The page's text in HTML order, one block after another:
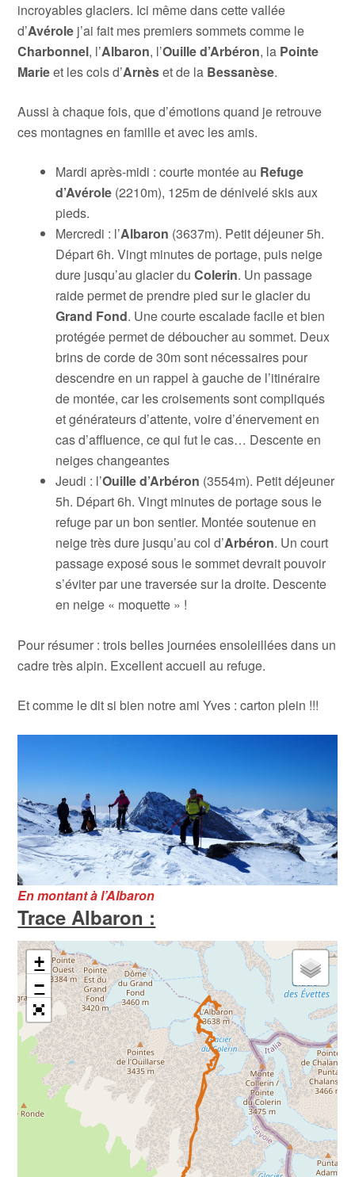
incroyables glaciers. Ici même dans cette vallée
d’Avérole j’ai fait mes premiers sommets comme le
Charbonnel, l’Albaron, l’Ouille d’Arbéron, la Pointe
Marieet les cols d’Arnèset de la Bessanèse.
Aussi à chaque fois, que d’émotions quand je retrouve
ces montagnes en famille et avec les amis.
Mardi après-midi : courte montée au Refuge
d’Avérole (2210m), 125m de dénivelé skis aux
pieds.
Mercredi : l’Albaron (3637m). Petit déjeuner 5h.
Départ 6h. Vingt minutes de portage, puis neige
dure jusqu’au glacier duColerin. Un passage
raide permet de prendre pied sur le glacier du
Grand Fond. Une courte escalade facile et bien
protégée permet de déboucher au sommet. Deux
brins de corde de 30m sont nécessaires pour
descendre en un rappel à gauche de l’itinéraire
de montée, car les croisements sont compliqués
et générateurs d’attente, voire d’énervement en
cas d’affluence, ce qui fut le cas… Descente en
neiges changeantes
Jeudi : l’Ouille d’Arbéron (3554m). Petit déjeuner
5h. Départ 6h. Vingt minutes de portage sous le
refuge par un bon sentier. Montée soutenue en
neige très dure jusqu’au col d’Arbéron. Un court
passage exposé sous le sommet devrait pouvoir
s’éviter par une traversée sur la droite. Descente
en neige « moquette » !
Pour résumer : trois belles journées ensoleillées dans un
cadre très alpin. Excellent accueil au refuge.
Et comme le dit si bien notre ami Yves : carton plein !!!
En montant à l’Albaron
Trace Albaron :
+
−